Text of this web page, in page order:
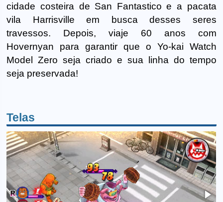
cidade costeira de San Fantastico e a pacata
vila Harrisville em busca desses seres
travessos. Depois, viaje 60 anos com
Hovernyan para garantir que o Yo-kai Watch
Model Zero seja criado e sua linha do tempo
seja preservada!
Telas